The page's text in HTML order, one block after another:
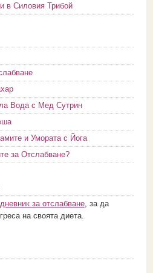
в Силовия Трибой
Вода с Мед Сутрин
и Умората с Йога
за Отслабване?
дневник за отслабване, за да
на своята диета.